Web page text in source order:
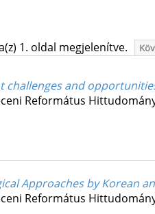
1. oldal megjelenítve.
challenges and
Református
Approaches by Korean
Református